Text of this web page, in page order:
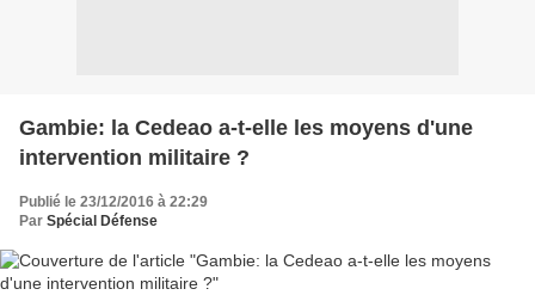
Gambie: la Cedeao a-t-elle les moyens d'une
intervention militaire ?
Publié le 23/12/2016 à 22:29
Par Spécial Défense